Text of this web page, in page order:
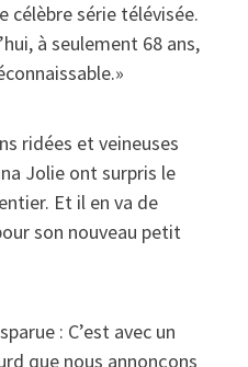
célèbre série télévisée.
à seulement 68 ans,
ridées et veineuses
Jolie ont surpris le
Et il en va de
son nouveau petit
: C’est avec un
que nous annonçons